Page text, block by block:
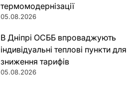
термомодернізації
05.08.2026
В Дніпрі ОСББ впроваджують
індивідуальні теплові пункти для
зниження тарифів
05.08.2026